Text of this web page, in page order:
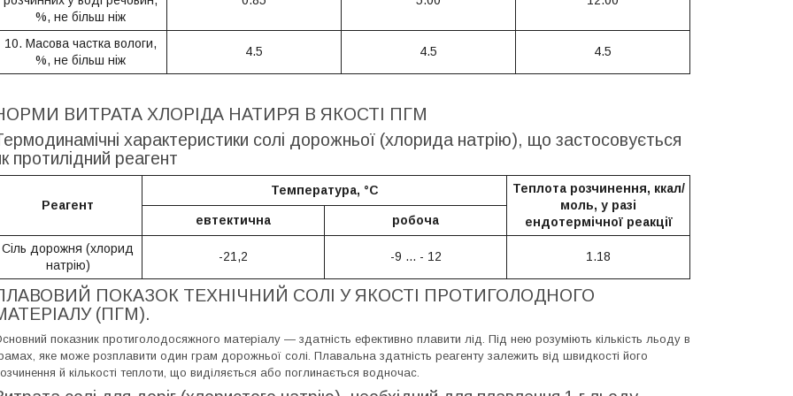
%, не більш ніж
10. Масова частка вологи,
%, не більш ніж
4.5 4.5 4.5
ВИТРАТА ХЛОРІДА НАТИРЯ В ЯКОСТІ ПГМ
характеристики солі дорожньої (хлорида натрію), що застосовується
протилідний реагент
Реагент
Температура, °С
Теплота розчинення, ккал/
моль, у разі
ендотермічної реакції
евтектична
робоча
Сіль дорожня (хлорид
натрію)
-21,2 -9 ... - 12 1.18
ПОКАЗОК ТЕХНІЧНИЙ СОЛІ У ЯКОСТІ ПРОТИГОЛОДНОГО
(ПГМ).
показник протиголодосяжного матеріалу — здатність ефективно плавити лід. Під нею розуміють кількість льоду в
яке може розплавити один грам дорожньої солі. Плавальна здатність реагенту залежить від швидкості його
й кількості теплоти, що виділяється або поглинається водночас.